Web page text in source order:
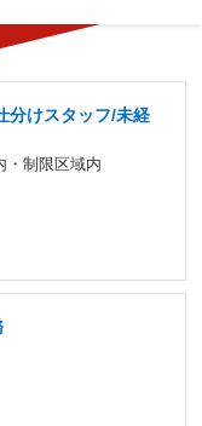
分けスタッフ/未経
・制限区域内